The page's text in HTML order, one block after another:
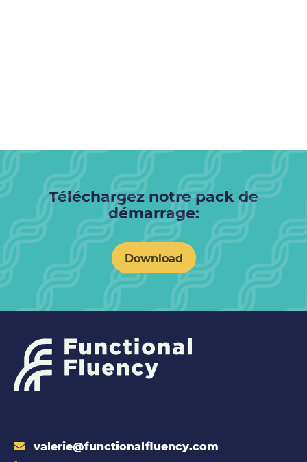
Téléchargez notre pack de
démarrage:
Download
valerie@functionalfluency.com